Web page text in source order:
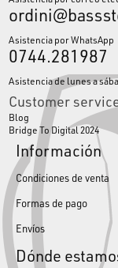
Asistencia por WhatsApp
0744.281987
Asistencia de lunes a
Customer
Blog
Bridge To Digital 2024
Información
Condiciones de venta
Formas de pago
Envíos
Dónde